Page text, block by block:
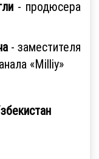
- продюсера
- заместителя
«Milliy»